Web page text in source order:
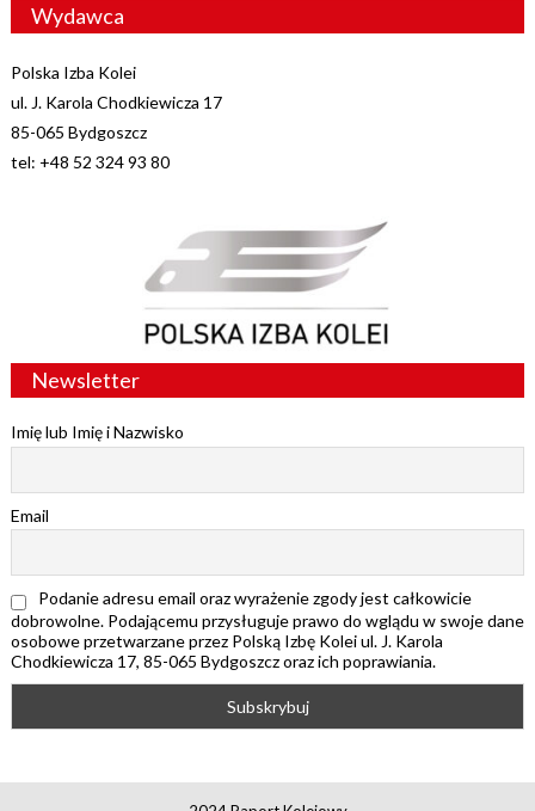
Wydawca
Polska Izba Kolei
ul. J. Karola Chodkiewicza 17
85-065 Bydgoszcz
tel: +48 52 324 93 80
Newsletter
Imię lub Imię i Nazwisko
Email
Podanie adresu email oraz wyrażenie zgody jest całkowicie
dobrowolne. Podającemu przysługuje prawo do wglądu w swoje dane
osobowe przetwarzane przez Polską Izbę Kolei ul. J. Karola
Chodkiewicza 17, 85-065 Bydgoszcz oraz ich poprawiania.